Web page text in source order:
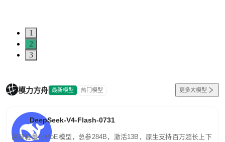
1
2
3
模力方舟 最新模型 热门模型 更多大模型
DeepSeek-V4-Flash-0731
高效轻量化MoE模型，总参284B，激活13B，原生支持百万超长上下